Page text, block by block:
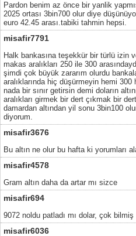
Pardon benim az önce bir yanlik
2025 ortası 3bin700 olur diye
euro 42.45 arası.tabiki tahmin hepsi.
misafir7791
Halk bankasına teşekkür bir türlü izin
makas aralıkları 250 ile 300
şimdi çok büyük zararım olurdu
aralıklarında hiç düşürmeyin hemi
nada bir sınır getirsin demi doların
aralıkları girmek bir dert çıkmak bir
damardan altından yil sonu 3bin100
diyorum.
misafir3676
Bu altın ne olur bu hafta ki yorumları
misafir4578
Gram altın daha da artar mı sizce
misafir694
9072 noldu patladı mı dolar, çok bilmiş
misafir6036